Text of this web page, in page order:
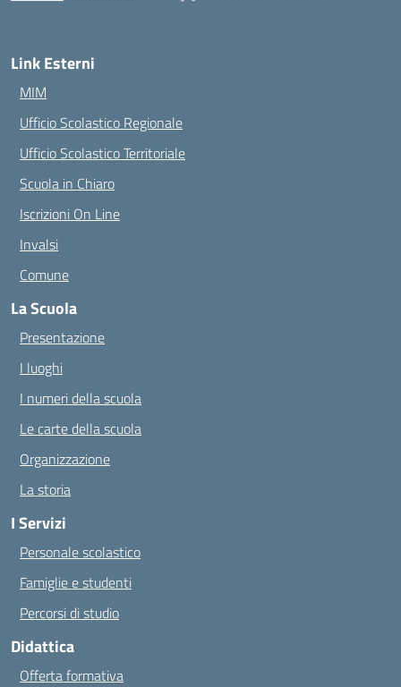
Link Esterni
MIM
Ufficio Scolastico Regionale
Ufficio Scolastico Territoriale
Scuola in Chiaro
Iscrizioni On Line
Invalsi
Comune
La Scuola
Presentazione
I luoghi
I numeri della scuola
Le carte della scuola
Organizzazione
La storia
I Servizi
Personale scolastico
Famiglie e studenti
Percorsi di studio
Didattica
Offerta formativa